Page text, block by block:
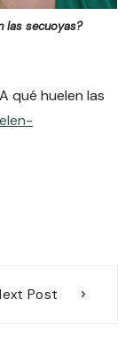
las secuoyas?
qué huelen las
Post